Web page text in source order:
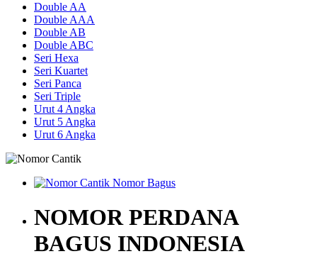
Double AA
Double AAA
Double AB
Double ABC
Seri Hexa
Seri Kuartet
Seri Panca
Seri Triple
Urut 4 Angka
Urut 5 Angka
Urut 6 Angka
NOMOR PERDANA
BAGUS INDONESIA